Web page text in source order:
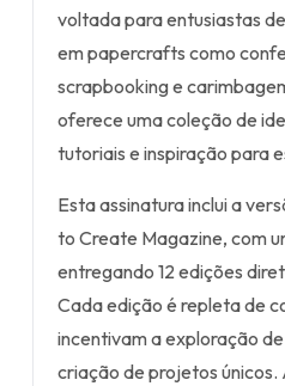
voltada para entusiastas
em papercrafts como
scrapbooking e
oferece uma coleção de
tutoriais e inspiração para
Esta assinatura inclui a
to Create Magazine, com
entregando 12 edições
Cada edição é repleta de
incentivam a exploração
criação de projetos